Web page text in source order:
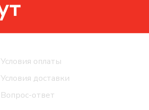
Условия оплаты
Условия доставки
Вопрос-ответ